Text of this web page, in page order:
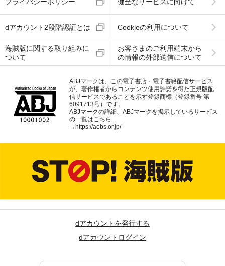
プライバシーポリシー 健全なサービスに向けて
dアカウント2段階認証とは Cookieの利用について
海賊版に関する取り組みに
ついて
お客さまのご利用端末から
の情報の外部送信について
ABJマークは、この電子書店・電子書籍配信サービス
が、著作権者からコンテンツ使用許諾を得た正規版配
信サービスであることを示す登録商標（登録番号 第
6091713号）です。
ABJマークの詳細、ABJマークを掲示しているサービス
の一覧はこちら
→ https://aebs.or.jp/
dアカウントを発行する
dアカウントログイン